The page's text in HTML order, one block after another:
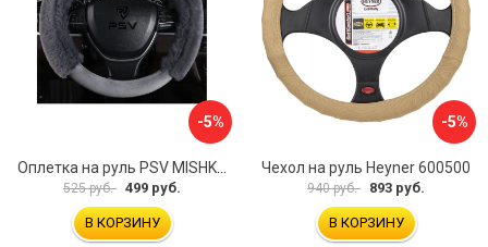
-5%
525 руб. 499 руб.
В КОРЗИНУ
-5%
Чехол на руль Heyner 600500
940 руб. 893 руб.
В КОРЗИНУ